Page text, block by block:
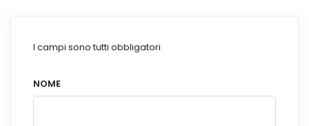
Leave
field
blank
I campi sono tutti obbligatori
NOME